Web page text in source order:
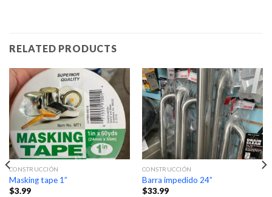
RELATED PRODUCTS
CONSTRUCCIÓN
Masking tape 1”
$3.99
CONSTRUCCIÓN
Barra impedido 24”
$33.99